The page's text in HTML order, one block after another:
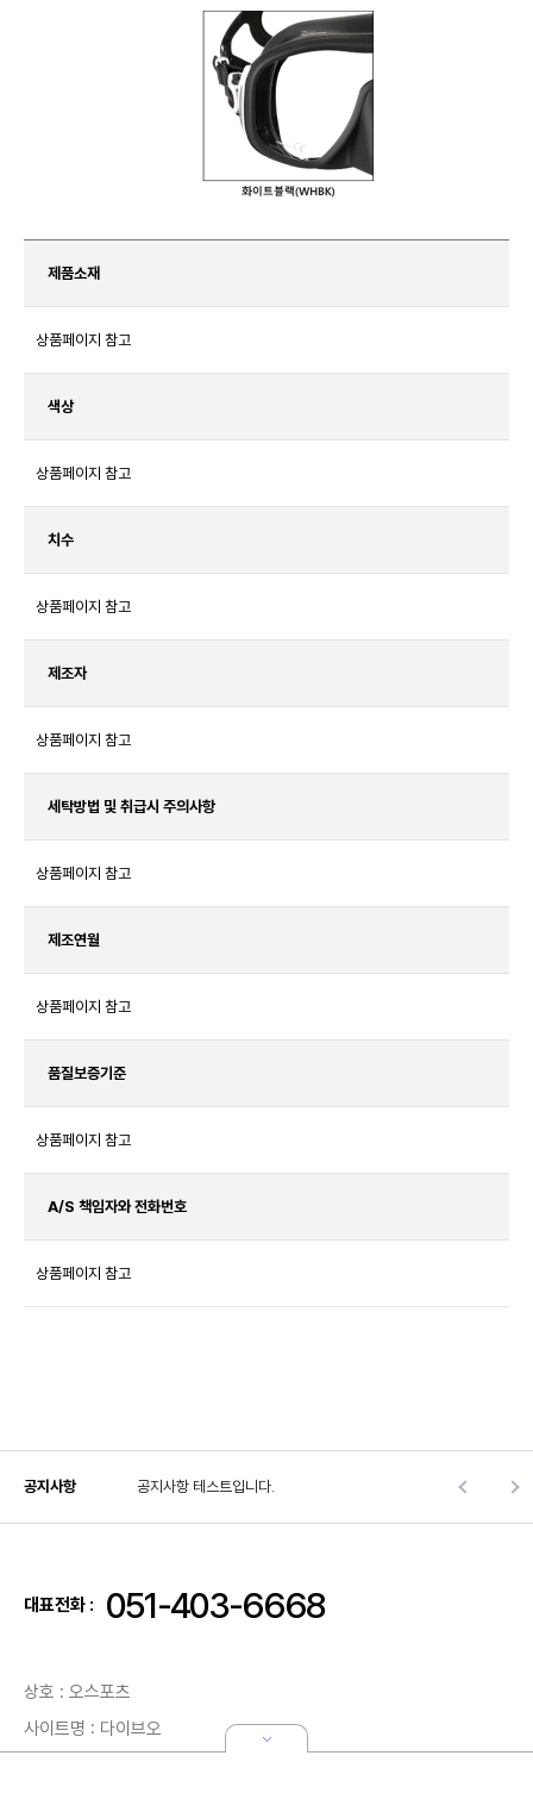
제품소재
상품페이지 참고
색상
상품페이지 참고
치수
상품페이지 참고
제조자
상품페이지 참고
세탁방법 및 취급시 주의사항
상품페이지 참고
제조연월
상품페이지 참고
품질보증기준
상품페이지 참고
A/S 책임자와 전화번호
상품페이지 참고
공지사항 공지사항 테스트입니다.
대표전화 : 051-403-6668
상호 : 오스포츠
사이트명 : 다이브오